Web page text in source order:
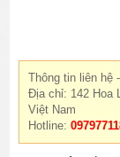
Thông tin liên hệ
Địa chỉ: 142 Hoa
Việt Nam
Hotline: